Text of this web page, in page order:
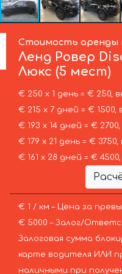
Стоимость аренды
Ленд Ровер
Люкс (5 мест)
€ 250 х 1 день = € 250,
€ 215 х 7 дней = € 1500,
€ 193 х 14 дней = €
€ 179 х 21 день = €
€ 161 х 28 дней = €
€ 1 / км – Цена за
€ 5000 – Залог/
Залоговая сумма
карте водителя ИЛИ
наличными при